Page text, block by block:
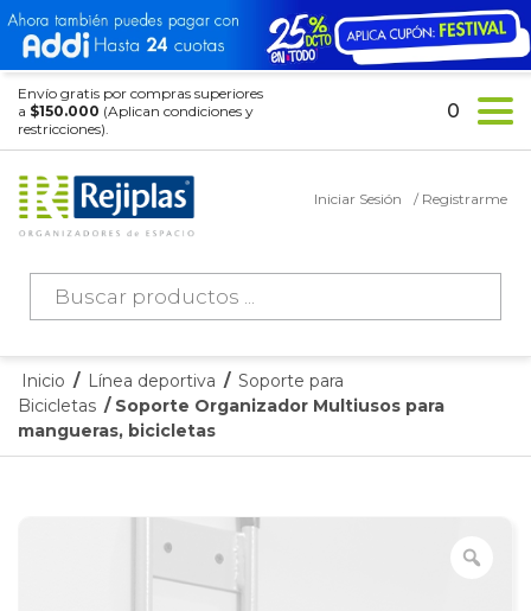
Envío gratis por compras superiores
a $150.000 (Aplican condiciones y
restricciones).
Búsqueda
productos
Iniciar Sesión / Registrarme
0
Inicio / Línea deportiva / Soporte para
Bicicletas / Soporte Organizador Multiusos para
mangueras, bicicletas